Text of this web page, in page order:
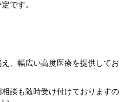
です。
、幅広い高度医療を提供してお
談も随時受け付けておりますの